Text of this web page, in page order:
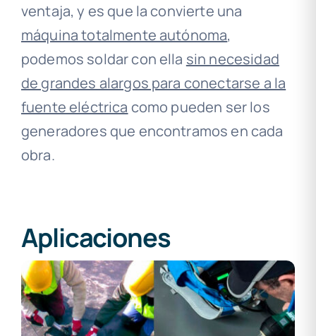
ventaja, y es que la convierte una
máquina totalmente autónoma,
podemos soldar con ella sin necesidad
de grandes alargos para conectarse a la
fuente eléctrica como pueden ser los
generadores que encontramos en cada
obra.
Aplicaciones